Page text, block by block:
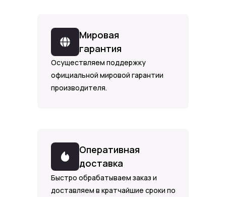
Оперативная
доставка
Быстро обрабатываем заказ и
доставляем в кратчайшие сроки по
Мировая
гарантия
Осуществляем поддержку
официальной мировой гарантии
производителя.